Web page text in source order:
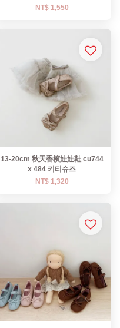
NT$ 1,550
13-20cm 秋天香檳娃娃鞋 cu744
x 484 키티슈즈
NT$ 1,320